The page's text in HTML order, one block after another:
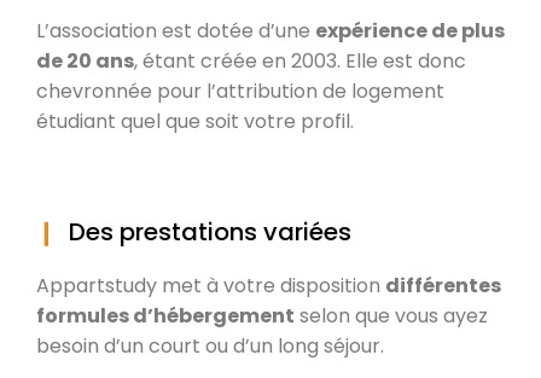
L’association est dotée d’une expérience de plus
de 20 ans, étant créée en 2003. Elle est donc
chevronnée pour l’attribution de logement
étudiant quel que soit votre profil.
Des prestations variées
Appartstudy met à votre disposition différentes
formules d’hébergement selon que vous ayez
besoin d’un court ou d’un long séjour.